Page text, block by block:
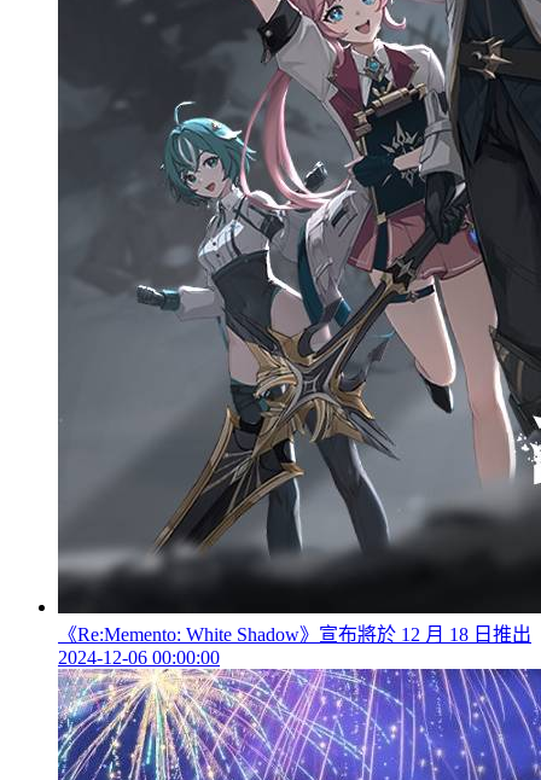
《Re:Memento: White Shadow》宣布將於 12 月 18 日推出
2024-12-06 00:00:00